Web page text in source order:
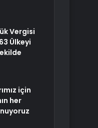
Vergisi
Ülkeyi
için
her